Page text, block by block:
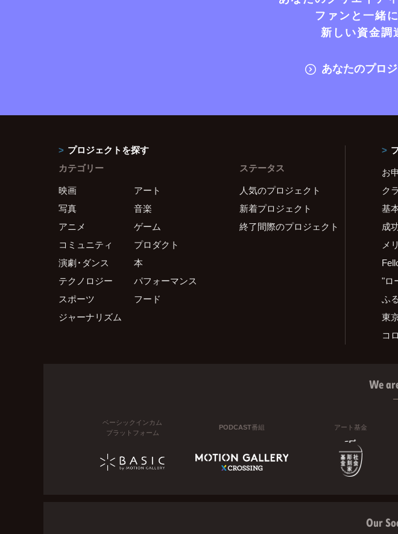
ファンと一緒
新しい資金調
あなたのプロ
プロジェクトを探す
カテゴリー
映画
アート
写真
音楽
アニメ
ゲーム
コミュニティ
プロダクト
演劇・ダンス
本
テクノロジー
パフォーマンス
スポーツ
フード
ジャーナリズム
ステータス
人気のプロジェクト
新着プロジェクト
終了間際のプロジェクト
お
ク
基
成
メ
"ロ
ふ
東
コ
We
ベーシックインカム
プラットフォーム
PODCAST番組 アート基金
Our